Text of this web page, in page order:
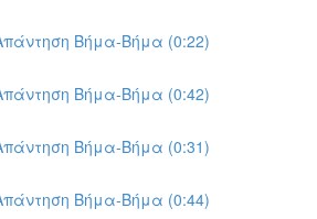
Βήμα-Βήμα (0:22)
Βήμα-Βήμα (0:42)
Βήμα-Βήμα (0:31)
Βήμα-Βήμα (0:44)